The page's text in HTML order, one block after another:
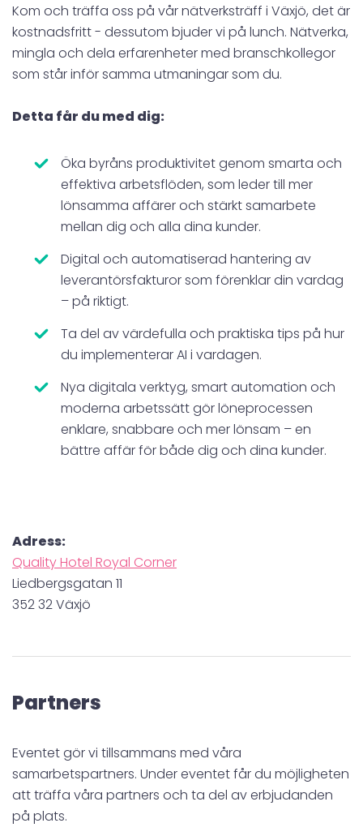
Kom och träffa oss på vår nätverksträff i Växjö, det är
kostnadsfritt - dessutom bjuder vi på lunch. Nätverka,
mingla och dela erfarenheter med branschkollegor
som står inför samma utmaningar som du.
Detta får du med dig:
Öka byråns produktivitet genom smarta och
effektiva arbetsflöden, som leder till mer
lönsamma affärer och stärkt samarbete
mellan dig och alla dina kunder.
Digital och automatiserad hantering av
leverantörsfakturor som förenklar din vardag
– på riktigt.
Ta del av värdefulla och praktiska tips på hur
du implementerar AI i vardagen.
Nya digitala verktyg, smart automation och
moderna arbetssätt gör löneprocessen
enklare, snabbare och mer lönsam – en
bättre affär för både dig och dina kunder.
Adress:
Quality Hotel Royal Corner
Liedbergsgatan 11
352 32 Växjö
Partners
Eventet gör vi tillsammans med våra
samarbetspartners. Under eventet får du möjligheten
att träffa våra partners och ta del av erbjudanden
på plats.